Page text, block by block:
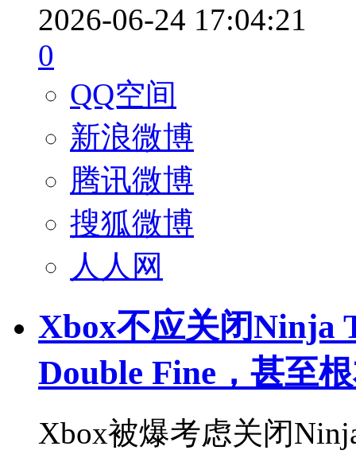
2026-06-24 17:04:21
0
QQ空间
新浪微博
腾讯微博
搜狐微博
人人网
Xbox不应关闭Ninja
Double Fine，甚至
Xbox被爆考虑关闭